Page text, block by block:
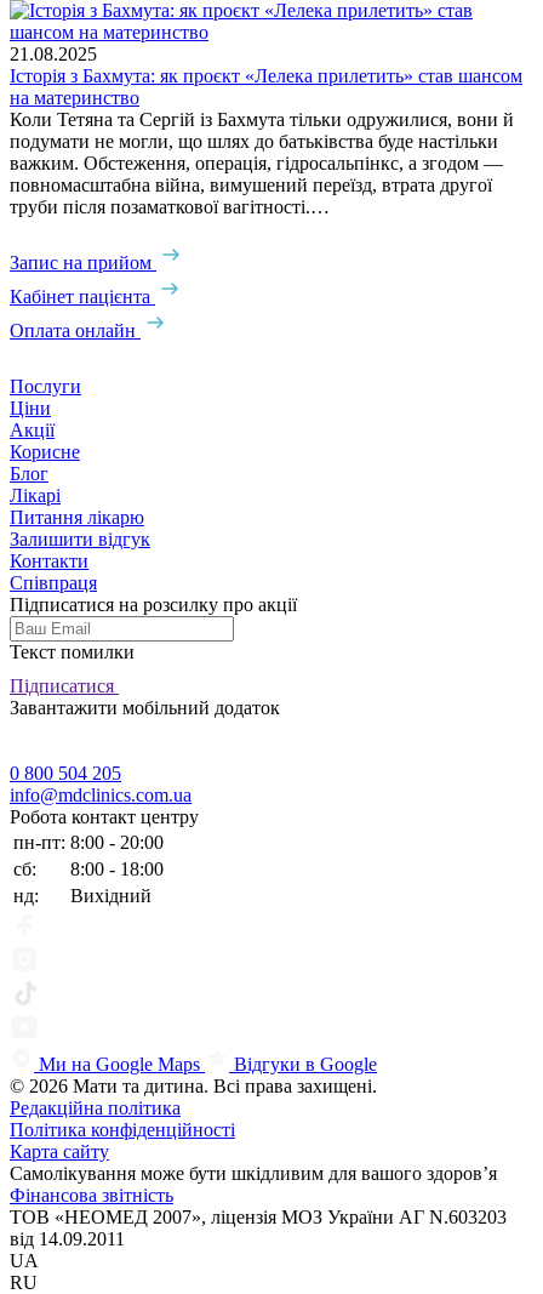
21.08.2025
Історія з Бахмута: як проєкт «Лелека прилетить» став шансом
на материнство
Коли Тетяна та Сергій із Бахмута тільки одружилися, вони й
подумати не могли, що шлях до батьківства буде настільки
важким. Обстеження, операція, гідросальпінкс, а згодом —
повномасштабна війна, вимушений переїзд, втрата другої
труби після позаматкової вагітності.…
Запис на прийом
Кабінет пацієнта
Оплата онлайн
Послуги
Ціни
Акції
Корисне
Блог
Лікарі
Питання лікарю
Залишити відгук
Контакти
Співпраця
Підписатися на розсилку про акції
Текст помилки
Підписатися
Завантажити мобільний додаток
0 800 504 205
info@mdclinics.com.ua
Робота контакт центру
пн-пт: 8:00 - 20:00
сб:
8:00 - 18:00
нд:
Вихідний
Ми на Google Maps
Відгуки в Google
© 2026 Мати та дитина. Всі права захищені.
Редакційна політика
Політика конфіденційності
Карта сайту
Самолікування може бути шкідливим для вашого здоров’я
Фінансова звітність
ТОВ «НЕОМЕД 2007», ліцензія МОЗ України АГ N.603203
від 14.09.2011
UA
RU